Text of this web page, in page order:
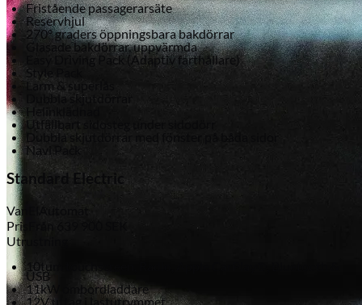
Fristående passagerarsäte
Reservhjul
270° graders öppningsbara bakdörrar
Glasade bakdörrar, uppvärmda
Easy Driving Pack (Adaptiv farthållare)
Style Pack
Larm & superlås
Dubbla skjutdörrar
Helinklädnad
Utfällbart sidosteg under sidodörr
Dubbla skjutdörrar med fönster på båda sidor
Navi Pack
Standard Electric
Van
Pris
Utrustning
10tum touchscreen, Radio, Apple CarPlay®, Bluetooth &
USB
11kW ombordladdare
12V uttag i lastutrymmet